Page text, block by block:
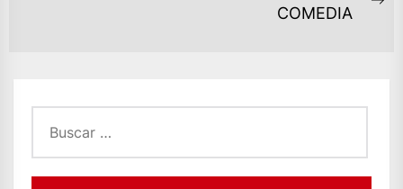
COMEDIA